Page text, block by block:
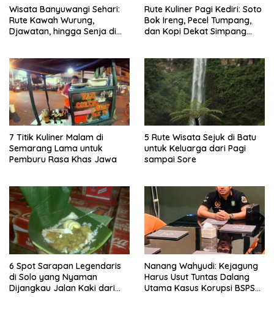
Wisata Banyuwangi Sehari:
Rute Kawah Wurung,
Djawatan, hingga Senja di
Rute Kuliner Pagi Kediri: Soto
Bok Ireng, Pecel Tumpang,
dan Kopi Dekat Simpang
7 Titik Kuliner Malam di
Semarang Lama untuk
Pemburu Rasa Khas Jawa
5 Rute Wisata Sejuk di Batu
untuk Keluarga dari Pagi
sampai Sore
6 Spot Sarapan Legendaris
di Solo yang Nyaman
Dijangkau Jalan Kaki dari
Nanang Wahyudi: Kejagung
Harus Usut Tuntas Dalang
Utama Kasus Korupsi BSPS